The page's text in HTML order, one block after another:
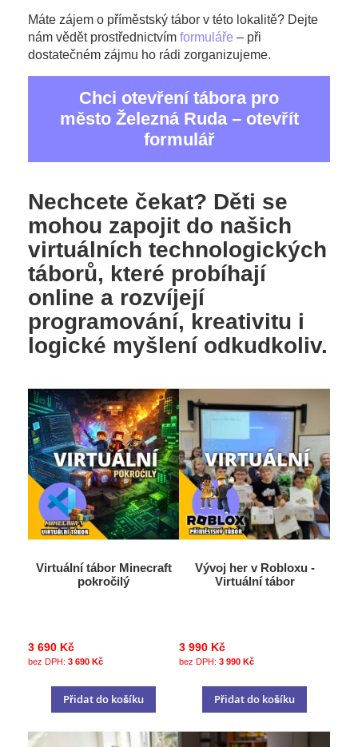
Máte zájem o příměstský tábor v této lokalitě? Dejte
nám vědět prostřednictvím formuláře – při
dostatečném zájmu ho rádi zorganizujeme.
Chci otevření tábora pro
město Železná Ruda – otevřít
formulář
Nechcete čekat? Děti se
mohou zapojit do našich
virtuálních technologických
táborů, které probíhají
online a rozvíjejí
programování, kreativitu i
logické myšlení odkudkoliv.
Virtuální tábor Minecraft
pokročilý
3 690 Kč
3 690 Kč
Přidat do košíku
Vývoj her v Robloxu -
Virtuální tábor
3 990 Kč
3 990 Kč
Přidat do košíku